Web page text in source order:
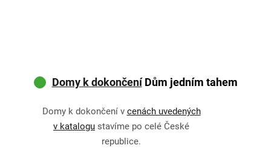
Domy k dokončeníDům jedním tahem
Domy k dokončení v cenách uvedených
v katalogu stavíme po celé České
republice.